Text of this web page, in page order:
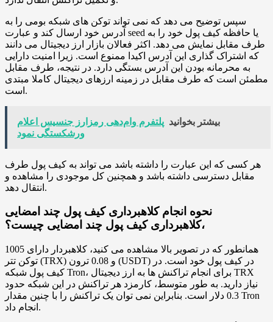
سپس توضیح می دهد که نمی تواند توکن های شبکه بومی را به
آدرس خود ارسال کند و عبارت seed یا حافظه کیف پول خود را به
طرف مقابل نمایش می دهد. اکثر فعالان بازار ارز دیجیتال می دانند
که اشتراک گذاری این آدرس اکیدا ممنوع است. زیرا امنیت دارایی
به محرمانه بودن این آدرس بستگی دارد. در نتیجه، طرف مقابل
مطمئن است که طرف مقابل در زمینه ارزهای دیجیتال کاملا مبتدی
است.
بیشتر بخوانید پلتفرم وام‌دهی رمزارز جنسیس اعلام
ورشکستگی نمود
هر کسی که این عبارت را داشته باشد می تواند به کیف پول طرف
مقابل دسترسی داشته باشد و همچنین کل موجودی را مشاهده و
انتقال دهد.
نحوه انجام کلاهبرداری کیف پول چند امضایی
،کلاهبرداری کیف پول چند امضایی چیست؟
همانطور که در تصویر بالا مشاهده می کنید، کلاهبردار دارای 1005
توکن تتر (TRX) و 0.08 ترون (USDT) در کیف پول خود است. در
کیف پول شبکه Tron، برای انجام تراکنش ها به ارز دیجیتال TRX
نیاز دارید. به طور متوسط، کارمزد هر تراکنش در این شبکه حدود
0.3 دلار است. بنابراین نمی توان یک تراکنش را با چنین مقدار Tron
انجام داد.